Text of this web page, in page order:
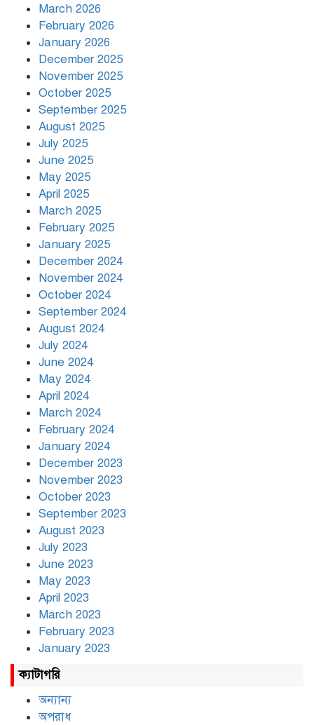
বৃষ্টি থামার নাম নেই, পথে পথে
March 2026
February 2026
January 2026
December 2025
November 2025
October 2025
September 2025
August 2025
July 2025
June 2025
May 2025
April 2025
March 2025
February 2025
January 2025
December 2024
November 2024
October 2024
September 2024
August 2024
July 2024
June 2024
May 2024
April 2024
March 2024
February 2024
January 2024
December 2023
November 2023
October 2023
September 2023
August 2023
July 2023
June 2023
May 2023
April 2023
March 2023
February 2023
January 2023
ক্যাটাগরি
অন্যান্য
অপরাধ